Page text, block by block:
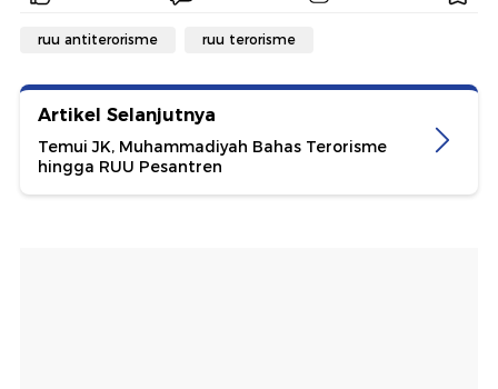
ruu antiterorisme ruu terorisme
Artikel Selanjutnya
Temui JK, Muhammadiyah Bahas Terorisme
hingga RUU Pesantren